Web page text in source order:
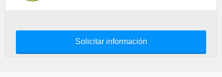
Solicitar información